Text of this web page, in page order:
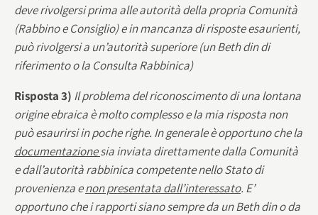
deve rivolgersi prima alle autorità della propria Comunità
(Rabbino e Consiglio) e in mancanza di risposte esaurienti,
può rivolgersi a un’autorità superiore (un Beth din di
riferimento o la Consulta Rabbinica)
Risposta 3) Il problema del riconoscimento di una lontana
origine ebraica è molto complesso e la mia risposta non
può esaurirsi in poche righe. In generale è opportuno che la
documentazionesia inviata direttamente dalla Comunità
e dall’autorità rabbinica competente nello Stato di
provenienza enon presentata dall’interessato. E’
opportuno che i rapporti siano sempre da un Beth din o da